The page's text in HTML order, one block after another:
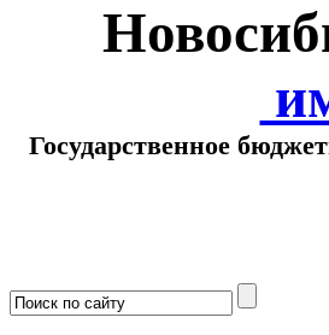
Государственное